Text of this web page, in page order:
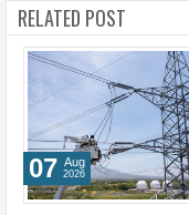
RELATED POST
07 Aug
2026